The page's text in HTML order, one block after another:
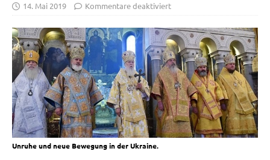
14. Mai 2019 Kommentare deaktiviert
Unruhe und neue Bewegung in der Ukraine.